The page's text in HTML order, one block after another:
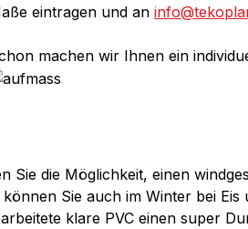
eintragen und an
machen wir Ihnen ein
Sie die Möglichkeit, einen
Sie auch im Winter bei
klare PVC einen super